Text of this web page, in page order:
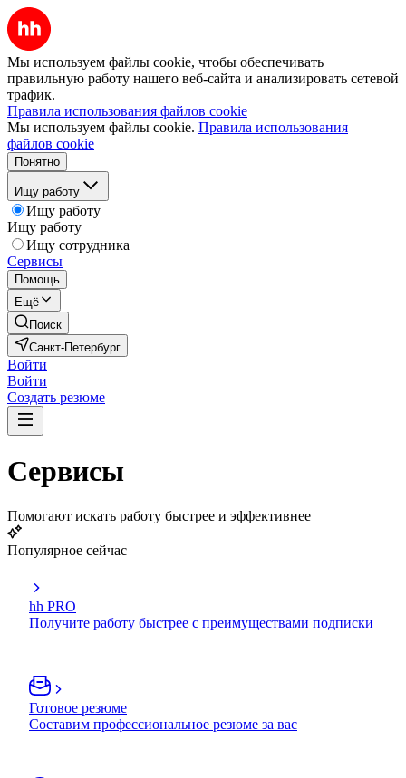
Мы используем файлы cookie, чтобы обеспечивать
правильную работу нашего веб-сайта и анализировать сетевой
трафик.
Правила использования файлов cookie
Мы используем файлы cookie. Правила использования
файлов cookie
Понятно
Ищу работу
Ищу работу
Ищу работу
Ищу сотрудника
Сервисы
Помощь
Ещё
Поиск
Санкт-Петербург
Войти
Войти
Создать резюме
Сервисы
Помогают искать работу быстрее и эффективнее
Популярное сейчас
hh PRO
Получите работу быстрее с преимуществами подписки
Готовое резюме
Составим профессиональное резюме за вас